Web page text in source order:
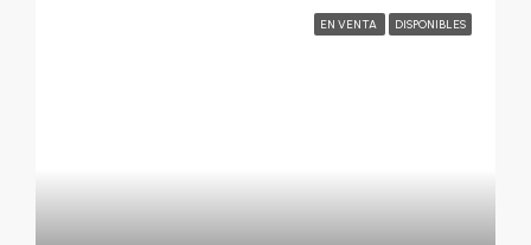
EN VENTA DISPONIBLES